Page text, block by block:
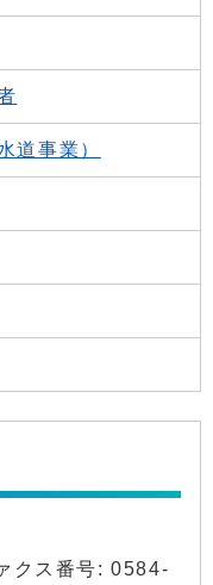
道事業）
クス番号: 0584-